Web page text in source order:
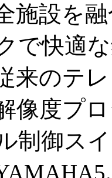
施設を
で快適
来のテ
像度プ
制御ス